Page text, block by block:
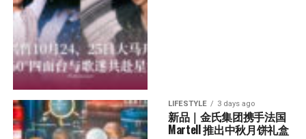
LIFESTYLE 3 days ago
新品｜金氏集团携手法国
Martell 推出中秋月饼礼盒